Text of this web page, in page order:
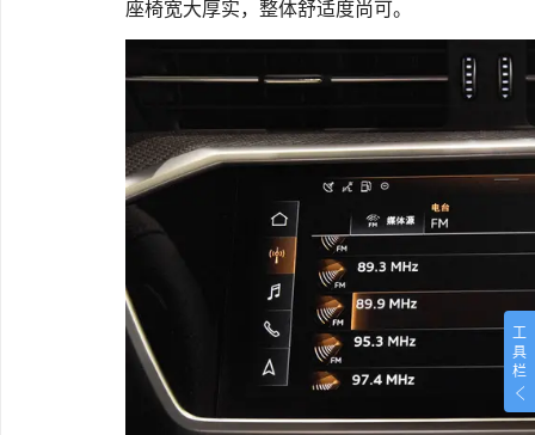
工
具
栏
座椅宽大厚实，整体舒适度尚可。